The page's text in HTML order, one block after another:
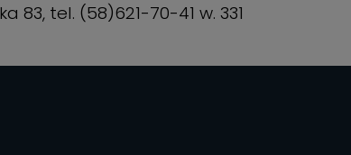
83, tel. (58)621-70-41 w. 331